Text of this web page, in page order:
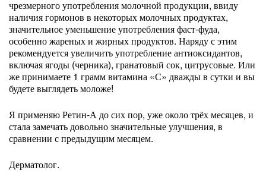
чрезмерного употребления молочной продукции, ввиду
наличия гормонов в некоторых молочных продуктах,
значительное уменьшение употребления фаст-фуда,
особенно жареных и жирных продуктов. Наряду с этим
рекомендуется увеличить употребление антиоксидантов,
включая ягоды (черника), гранатовый сок, цитрусовые. Или
же принимаете 1 грамм витамина «С» дважды в сутки и вы
будете выглядеть моложе!
Я применяю Ретин-А до сих пор, уже около трёх месяцев, и
стала замечать довольно значительные улучшения, в
сравнении с предыдущим месяцем.
Дерматолог.